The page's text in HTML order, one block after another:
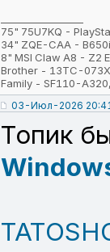
75" 75U7KQ -
34" ZQE-CAA -
8" MSI Claw A8 - Z2
Brother - 13TC-
Family - SF110-
03-Июл-2026
Топик